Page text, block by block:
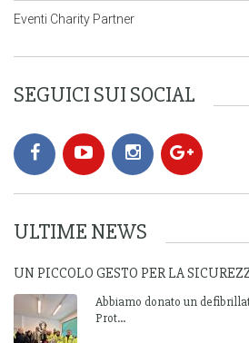
Eventi Charity Partner
SEGUICI SUI SOCIAL
ULTIME NEWS
UN PICCOLO GESTO PER LA
Abbiamo donato un
Prot...